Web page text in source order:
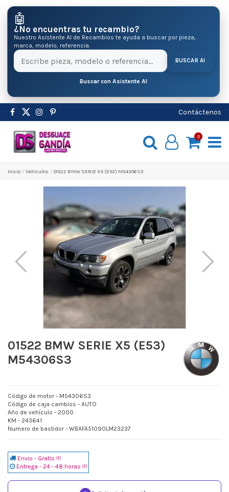
🤖
¿No encuentras tu recambio?
Nuestro Asistente AI de Recambios te ayuda a buscar por pieza,
marca, modelo, referencia.
BUSCAR AI
Buscar con Asistente AI
Contáctenos
0
Inicio Vehiculos 01522 BMW SERIE X5 (E53) M54306S3
01522 BMW SERIE X5 (E53)
M54306S3
Código de motor - M54306S3
Código de caja cambios - AUTO
Año de vehículo - 2000
KM - 243641
Numero de bastidor - WBAFA51090LM23237
Envio - Gratis !!!
Entrega - 24 - 48 horas !!!